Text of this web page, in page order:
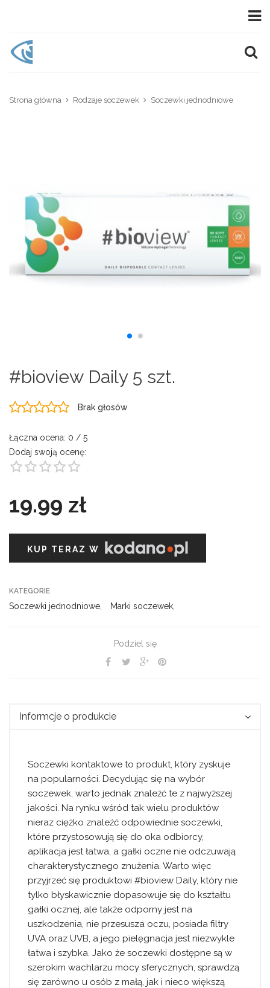
Strona główna Rodzaje soczewek Soczewki jednodniowe
#bioview Daily 5 szt.
Brak głosów
Łączna ocena: 0 / 5
Dodaj swoją ocenę:
19.99 zł
KUP TERAZ W
KATEGORIE
Soczewki jednodniowe Marki soczewek
Podziel się
Informcje o produkcie
Soczewki kontaktowe to produkt, który zyskuje
na popularności. Decydując się na wybór
soczewek, warto jednak znaleźć te z najwyższej
jakości. Na rynku wśród tak wielu produktów
nieraz ciężko znaleźć odpowiednie soczewki,
które przystosowują się do oka odbiorcy,
aplikacja jest łatwa, a gałki oczne nie odczuwają
charakterystycznego znużenia. Warto więc
przyjrzeć się produktowi #bioview Daily, który nie
tylko błyskawicznie dopasowuje się do kształtu
gałki ocznej, ale także odporny jest na
uszkodzenia, nie przesusza oczu, posiada filtry
UVA oraz UVB, a jego pielęgnacja jest niezwykle
łatwa i szybka. Jako że soczewki dostępne są w
szerokim wachlarzu mocy sferycznych, sprawdzą
się zarówno u osób z małą, jak i nieco większą